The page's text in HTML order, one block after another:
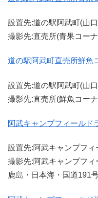
設置先:道の駅阿武町(山
撮影先:直売所(青果コー
道の駅阿武町直売所鮮魚
設置先:道の駅阿武町(山
撮影先:直売所(鮮魚コー
阿武キャンプフィールド
設置先:阿武キャンプフ
撮影先:阿武キャンプフ
鹿島・日本海・国道191